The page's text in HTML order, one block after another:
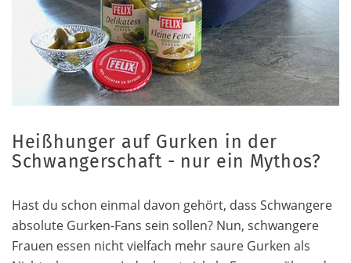
Heißhunger auf Gurken in der
Schwangerschaft - nur ein Mythos?
Hast du schon einmal davon gehört, dass Schwangere
absolute Gurken-Fans sein sollen? Nun, schwangere
Frauen essen nicht vielfach mehr saure Gurken als